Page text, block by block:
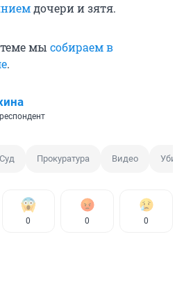
дочери и зятя.
теме мы собираем в
.
Суд Прокуратура Видео
0 0 0